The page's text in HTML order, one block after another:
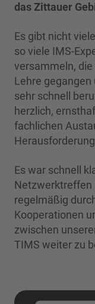
das Zittauer
Es gibt nicht
so viele IMS-
versammeln,
Lehre
sehr schnell
herzlich,
fachlichen
Es war schnell
Netzwerktreffen
regelmäßig
Kooperationen
zwischen
TIMS weiter zu